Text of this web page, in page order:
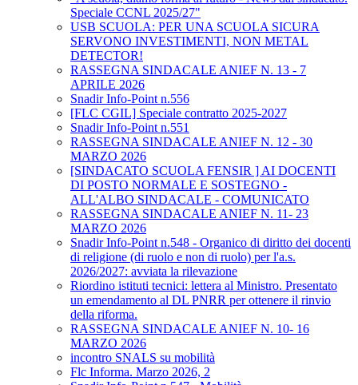
Speciale CCNL 2025/27"
USB SCUOLA: PER UNA SCUOLA SICURA
SERVONO INVESTIMENTI, NON METAL
DETECTOR!
RASSEGNA SINDACALE ANIEF N. 13 - 7
APRILE 2026
Snadir Info-Point n.556
[FLC CGIL] Speciale contratto 2025-2027
Snadir Info-Point n.551
RASSEGNA SINDACALE ANIEF N. 12 - 30
MARZO 2026
[SINDACATO SCUOLA FENSIR ] AI DOCENTI
DI POSTO NORMALE E SOSTEGNO -
ALL'ALBO SINDACALE - COMUNICATO
RASSEGNA SINDACALE ANIEF N. 11- 23
MARZO 2026
Snadir Info-Point n.548 - Organico di diritto dei docenti
di religione (di ruolo e non di ruolo) per l'a.s.
2026/2027: avviata la rilevazione
Riordino istituti tecnici: lettera al Ministro. Presentato
un emendamento al DL PNRR per ottenere il rinvio
della riforma.
RASSEGNA SINDACALE ANIEF N. 10- 16
MARZO 2026
incontro SNALS su mobilità
Flc Informa. Marzo 2026, 2